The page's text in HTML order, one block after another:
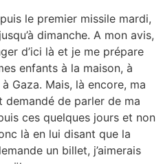
le premier missile mardi,
dimanche. A mon avis,
d’ici là et je me prépare
enfants à la maison, à
Gaza. Mais, là encore, ma
demandé de parler de ma
ces quelques jours et non
là en lui disant que la
un billet, j’aimerais